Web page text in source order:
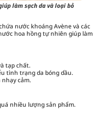
làm sạch da và loại bỏ
nước khoáng Avène và các
hoa hồng tự nhiên giúp làm
tạp chất.
tình trạng da bóng dầu.
cảm.
nhiều lượng sản phẩm.